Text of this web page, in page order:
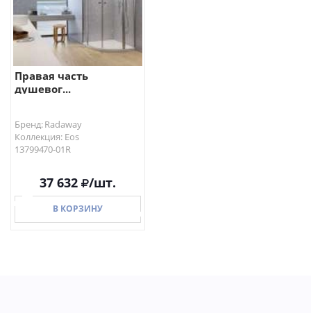
Правая часть
душевог...
Бренд: Radaway
Коллекция: Eos
13799470-01R
37 632 /шт.
В КОРЗИНУ